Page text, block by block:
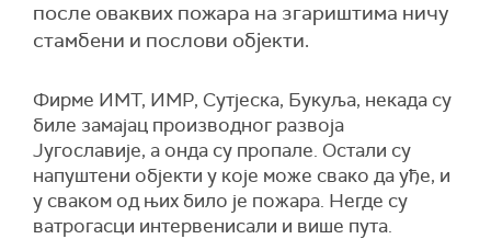
после оваквих пожара на згариштима ничу
стамбени и послови објекти.
Фирме ИМТ, ИМР, Сутјеска, Букуља, некада су
биле замајац производног развоја
Југославије, а онда су пропале. Остали су
напуштени објекти у које може свако да уђе, и
у сваком од њих било је пожара. Негде су
ватрогасци интервенисали и више пута.